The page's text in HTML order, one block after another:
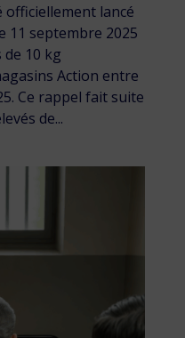
lancé
11 septembre 2025
10 kg
Action entre
Ce rappel fait suite
de...